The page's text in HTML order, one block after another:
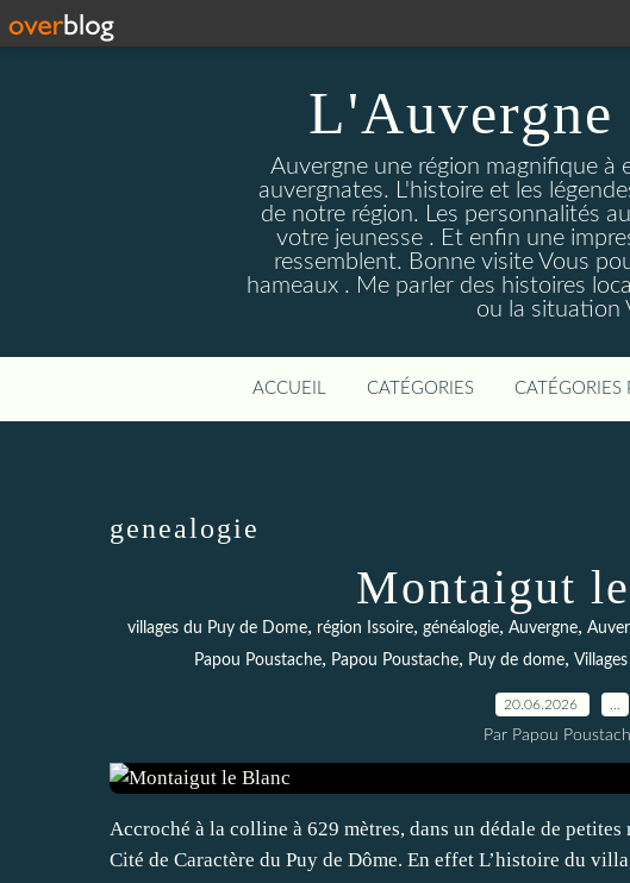
L'Auvergne
Auvergne une région magnifique à
auvergnates. L'histoire et les
de notre région. Les personnalités
votre jeunesse . Et enfin une
ressemblent. Bonne visite Vous
hameaux . Me parler des histoires
ou la situation
ACCUEIL CATÉGORIES CATÉGORIES
genealogie
Montaigut
villages du Puy de Dome, région Issoire, généalogie, Auvergne,
Papou Poustache, Papou Poustache, Puy de dome,
20.06.2026
Par Papou
Accroché à la colline à 629 mètres, dans un dédale de
Cité de Caractère du Puy de Dôme. En effet L’histoire du